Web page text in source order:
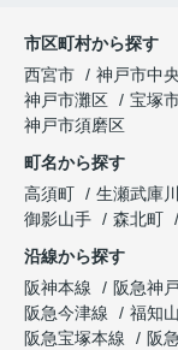
住み替え
趣味を楽
これから
り、住み
ます。
「立地も
と話され
になりま
長年守
き、家族
インフィ
「レ・ジ
購入との
明してく
販売活動
ガーデン
した。
購入され
市区町村から探す
西宮市
神戸市中
神戸市灘区
宝塚
神戸市須磨区
町名から探す
高須町
生瀬武庫
御影山手
森北町
沿線から探す
阪神本線
阪急神
阪急今津線
福知
阪急宝塚本線
阪